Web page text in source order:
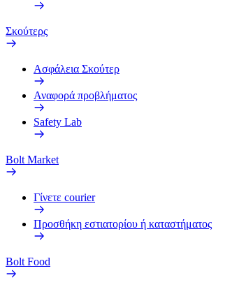
Σκούτερς
Ασφάλεια Σκούτερ
Αναφορά προβλήματος
Safety Lab
Bolt Market
Γίνετε courier
Προσθήκη εστιατορίου ή καταστήματος
Bolt Food